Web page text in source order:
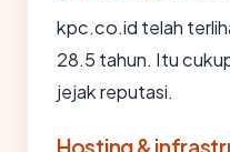
kpc.co.id telah
28.5 tahun. Itu
jejak reputasi.
Hosting &